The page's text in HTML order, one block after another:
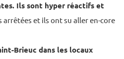
Ils sont hyper réactifs et
arrêtées et ils ont su aller en-core
Brieuc dans les locaux